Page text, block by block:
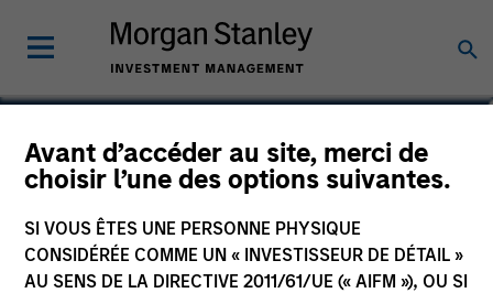
Avant d’accéder au site, merci de
choisir l’une des options suivantes.
SI VOUS ÊTES UNE PERSONNE PHYSIQUE
CONSIDÉRÉE COMME UN « INVESTISSEUR DE DÉTAIL »
AU SENS DE LA DIRECTIVE 2011/61/UE (« AIFM »), OU SI
Global Fixed Income
Opportunities Fund